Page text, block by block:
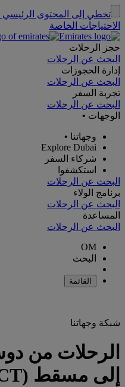
تخطي إلى المحتوى الرئيسي
الاحتياجات الخاصة
حجز الرحلات
البحث عن الرحلات
إدارة الحجوزات
البحث عن الرحلات
تجربة السفر
البحث عن الرحلات
الوجهات •
وجهاتنا •
Explore Dubai
شركاء السفر
استكشفوا
البحث عن الرحلات
برنامج الولاء
البحث عن الرحلات
المساعدة
البحث عن الرحلات
OM
البحث
القائمة
شبكة وجهاتنا
إلى مسقط (MCT)